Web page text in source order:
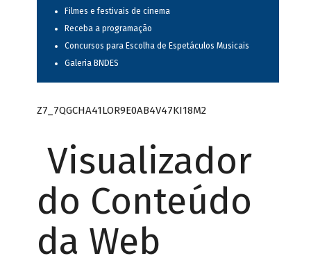
Filmes e festivais de cinema
Receba a programação
Concursos para Escolha de Espetáculos Musicais
Galeria BNDES
Z7_7QGCHA41LOR9E0AB4V47KI18M2
Visualizador
do Conteúdo
da Web